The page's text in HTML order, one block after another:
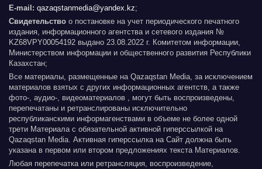
E-mail: qazaqstanmedia@yandex.kz;
Свидетельство о постановке на учет периодического печатного
издания, информационного агентства и сетевого издания №
KZ68VPY00054192 выдано 23.08.2022 г. Комитетом информации,
Министерством информации и общественного развития Республики
Казахстан;
Все материалы, размещенные на Qazaqstan Media, за исключением
материалов взятых с других информационных агентств, а также
фото-, аудио-, видеоматериалов , могут быть воспроизведены,
перепечатаны и ретранслированы исключительно
республиканскими информагенствами в объеме не более одной
трети Материала с обязательной активной гиперссылкой на
Qazaqstan Media. Активная гиперссылка на Сайт должна быть
указана в первом или втором предложениях текста Материалов.
Любая перепечатка или ретрансляция, воспроизведение,